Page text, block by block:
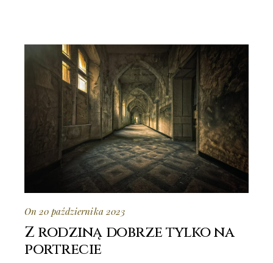
On 20 października 2023
Z rodziną dobrze tylko na
portrecie